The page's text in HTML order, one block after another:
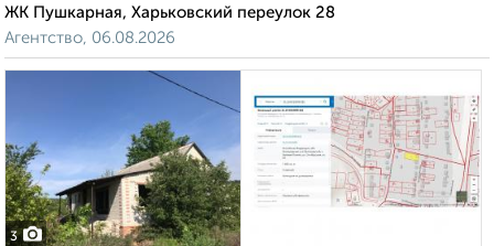
ЖК Пушкарная, Харьковский переулок 28
Агентство, 06.08.2026
3